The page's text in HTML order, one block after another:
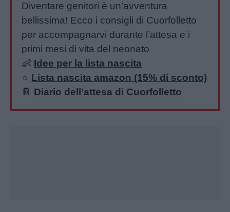
Diventare genitori è un’avventura
bellissima! Ecco i consigli di Cuorfolletto
per accompagnarvi durante l’attesa e i
primi mesi di vita del neonato
👶 Idee per la lista nascita
⭐️ Lista nascita amazon (15% di sconto)
📔 Diario dell’attesa di Cuorfolletto